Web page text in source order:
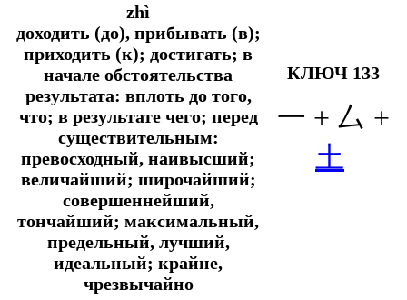
zhì
доходить (до), прибывать (в);
приходить (к); достигать; в
начале обстоятельства
результата: вплоть до того,
что; в результате чего; перед
существительным:
превосходный, наивысший;
величайший; широчайший;
совершеннейший,
тончайший; максимальный,
предельный, лучший,
идеальный; крайне,
чрезвычайно
КЛЮЧ 133
一 + 厶 +
土